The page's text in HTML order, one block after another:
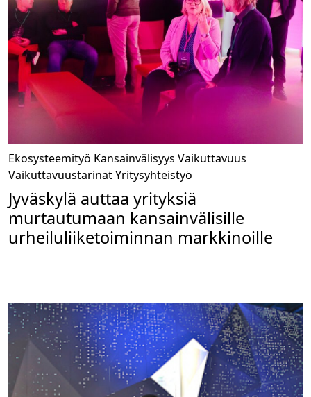
Ekosysteemityö Kansainvälisyys Vaikuttavuus
VaikuttavuustarinatYritysyhteistyö
Jyväskylä auttaa yrityksiä
murtautumaan kansainvälisille
urheiluliiketoiminnan markkinoille